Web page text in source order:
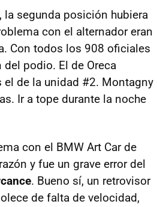
la segunda posición hubiera
con el alternador eran
Con todos los 908 oficiales
del podio. El de Oreca
de la unidad #2. Montagny
Ir a tope durante la noche
con el BMW Art Car de
y fue un grave error del
. Bueno sí, un retrovisor
de falta de velocidad,